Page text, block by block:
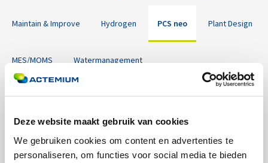
Deze website maakt gebruik van cookies
We gebruiken cookies om content en advertenties te
personaliseren, om functies voor social media te bieden
Maintain & Improve Hydrogen PCS neo Plant Design
MES/MOMS Watermanagement
Industriële elektrotechnische installaties Building Technologies